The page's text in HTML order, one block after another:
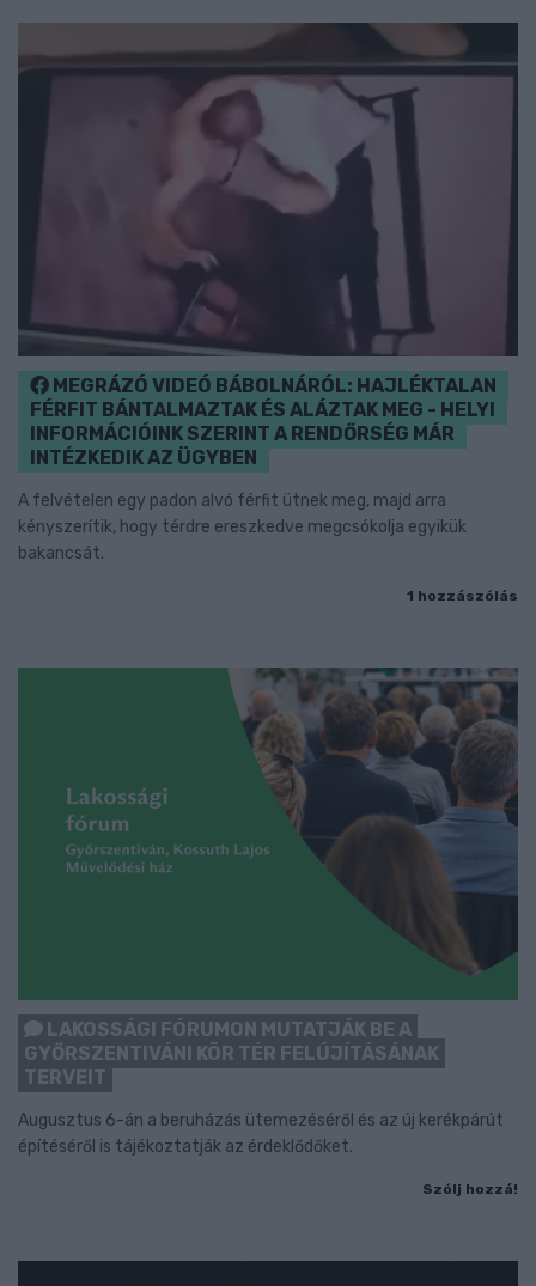
MEGRÁZÓ VIDEÓ BÁBOLNÁRÓL: HAJLÉKTALAN
FÉRFIT BÁNTALMAZTAK ÉS ALÁZTAK MEG - HELYI
INFORMÁCIÓINK SZERINT A RENDŐRSÉG MÁR
INTÉZKEDIK AZ ÜGYBEN
A felvételen egy padon alvó férfit ütnek meg, majd arra
kényszerítik, hogy térdre ereszkedve megcsókolja egyikük
bakancsát.
1 hozzászólás
LAKOSSÁGI FÓRUMON MUTATJÁK BE A
GYŐRSZENTIVÁNI KÖR TÉR FELÚJÍTÁSÁNAK
TERVEIT
Augusztus 6-án a beruházás ütemezéséről és az új kerékpárút
építéséről is tájékoztatják az érdeklődőket.
Szólj hozzá!